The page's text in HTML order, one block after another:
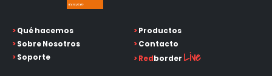
>Qué hacemos
>Sobre Nosotros
>Soporte
>Productos
>Contacto
>Redborder Live